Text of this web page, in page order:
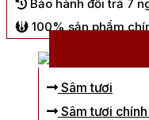
Bảo hành đổi trả 7
100% sản phẩm
Sâm tươi
Sâm tươi